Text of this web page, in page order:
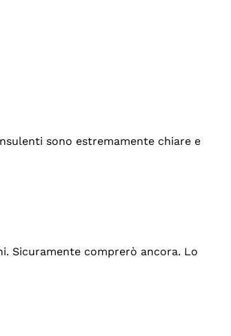
sono estremamente chiare e
Sicuramente comprerò ancora. Lo